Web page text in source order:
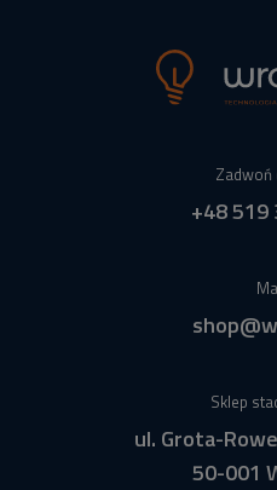
Zadwoń
+48 519
Sklep
ul. Grota-
50-001